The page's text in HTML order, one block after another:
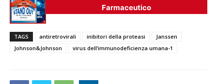
Farmaceutico
TAGS antiretrovirali inibitori della proteasi
Janssen
Johnson&Johnson
virus dell’immunodeficienza umana-1